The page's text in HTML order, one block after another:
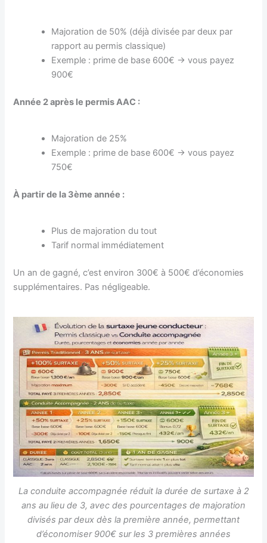
Majoration de 50% (déjà divisée par deux par
rapport au permis classique)
Exemple : prime de base 600€ → vous payez
900€
Année 2 après le permis AAC :
Majoration de 25%
Exemple : prime de base 600€ → vous payez
750€
À partir de la 3ème année :
Plus de majoration du tout
Tarif normal immédiatement
Un an de gagné, c’est environ 300€ à 500€ d’économies
supplémentaires. Pas négligeable.
La conduite accompagnée réduit la durée de surtaxe à 2
ans au lieu de 3, avec des pourcentages de majoration
divisés par deux dès la première année, permettant
d’économiser 900€ sur les 3 premières années